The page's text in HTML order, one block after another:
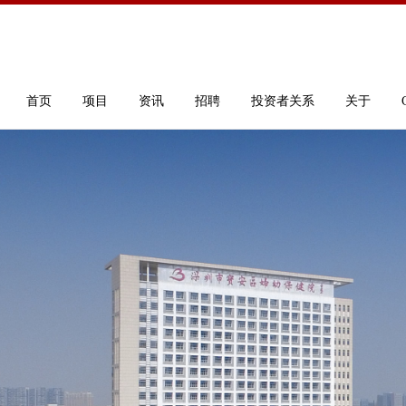
首页 项目 资讯 招聘 投资者关系 关于